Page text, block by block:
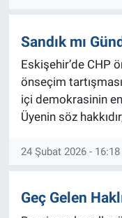
Sandık mı
Eskişehir’de CHP
önseçim
içi demokrasinin
Üyenin söz
24 Şubat 2026 - 16:18
Geç Gelen
EKONOMİ
SPOR
ASAYİŞ
Haber Arşivi